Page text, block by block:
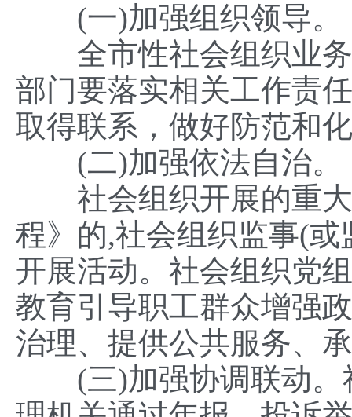
(一)加强组织领导。
全市性社会组织业务
部门要落实相关工作责
取得联系，做好防范和
(二)加强依法自治。
社会组织开展的重大
程》的,社会组织监事(
开展活动。社会组织党
教育引导职工群众增强
治理、提供公共服务、
(三)加强协调联动。